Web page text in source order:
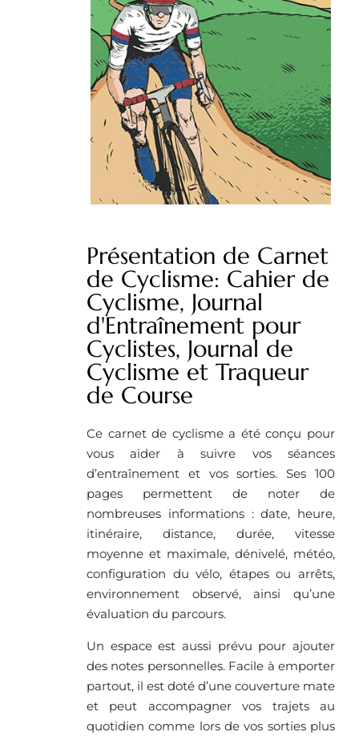
Présentation de Carnet
de Cyclisme: Cahier de
Cyclisme, Journal
d'Entraînement pour
Cyclistes, Journal de
Cyclisme et Traqueur
de Course
Ce carnet de cyclisme a été conçu pour
vous aider à suivre vos séances
d’entraînement et vos sorties. Ses 100
pages permettent de noter de
nombreuses informations : date, heure,
itinéraire, distance, durée, vitesse
moyenne et maximale, dénivelé, météo,
configuration du vélo, étapes ou arrêts,
environnement observé, ainsi qu’une
évaluation du parcours.
Un espace est aussi prévu pour ajouter
des notes personnelles. Facile à emporter
partout, il est doté d’une couverture mate
et peut accompagner vos trajets au
quotidien comme lors de vos sorties plus